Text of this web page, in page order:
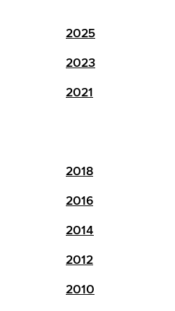
2025
2023
2021
2018
2016
2014
2012
2010